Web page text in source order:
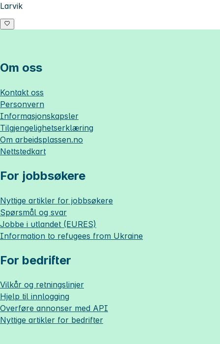
Larvik
Om oss
Kontakt oss
Personvern
Informasjonskapsler
Tilgjengelighetserklæring
Om arbeidsplassen.no
Nettstedkart
For jobbsøkere
Nyttige artikler for jobbsøkere
Spørsmål og svar
Jobbe i utlandet (EURES)
Information to refugees from Ukraine
For bedrifter
Vilkår og retningslinjer
Hjelp til innlogging
Overføre annonser med API
Nyttige artikler for bedrifter